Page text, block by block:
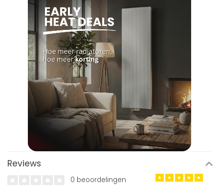
Reviews
0 beoordelingen